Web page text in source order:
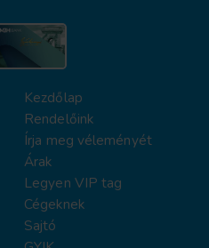
Kezdőlap
Rendelőink
Írja meg véleményét
Árak
Legyen VIP tag
Cégeknek
Sajtó